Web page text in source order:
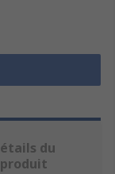
du
produit